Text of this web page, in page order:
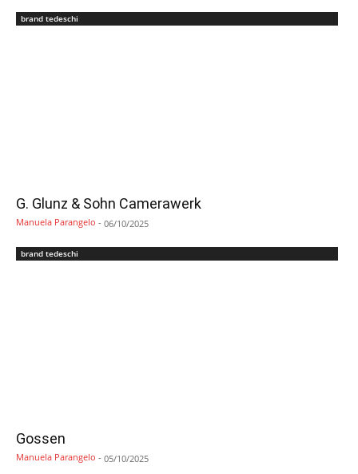
brand tedeschi
G. Glunz & Sohn Camerawerk
Manuela Parangelo - 06/10/2025
brand tedeschi
Gossen
Manuela Parangelo - 05/10/2025